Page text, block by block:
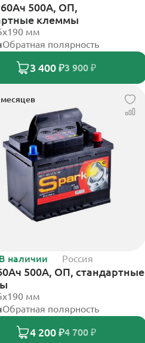
500А, ОП,
клеммы
мм
Обратная полярность
3 400 ₽3 900 ₽
месяцев
В наличии Россия
500А, ОП, стандартные
мм
Обратная полярность
4 200 ₽4 700 ₽